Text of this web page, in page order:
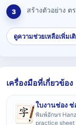
3 สร้างตัวอย่าง
ดูความช่วยเหลือเพิ่มเ
เครื่องมือที่เกี่ยวข้อง
ใบงานช่อง ช่
พิมพ์อักษร
practice sheet